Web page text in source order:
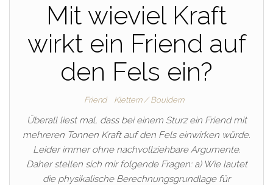
Mit wieviel Kraft
wirkt ein Friend auf
den Fels ein?
Friend Klettern / Bouldern
Überall liest mal, dass bei einem Sturz ein Friend mit
mehreren Tonnen Kraft auf den Fels einwirken würde.
Leider immer ohne nachvollziehbare Argumente.
Daher stellen sich mir folgende Fragen: a) Wie lautet
die physikalische Berechnungsgrundlage für